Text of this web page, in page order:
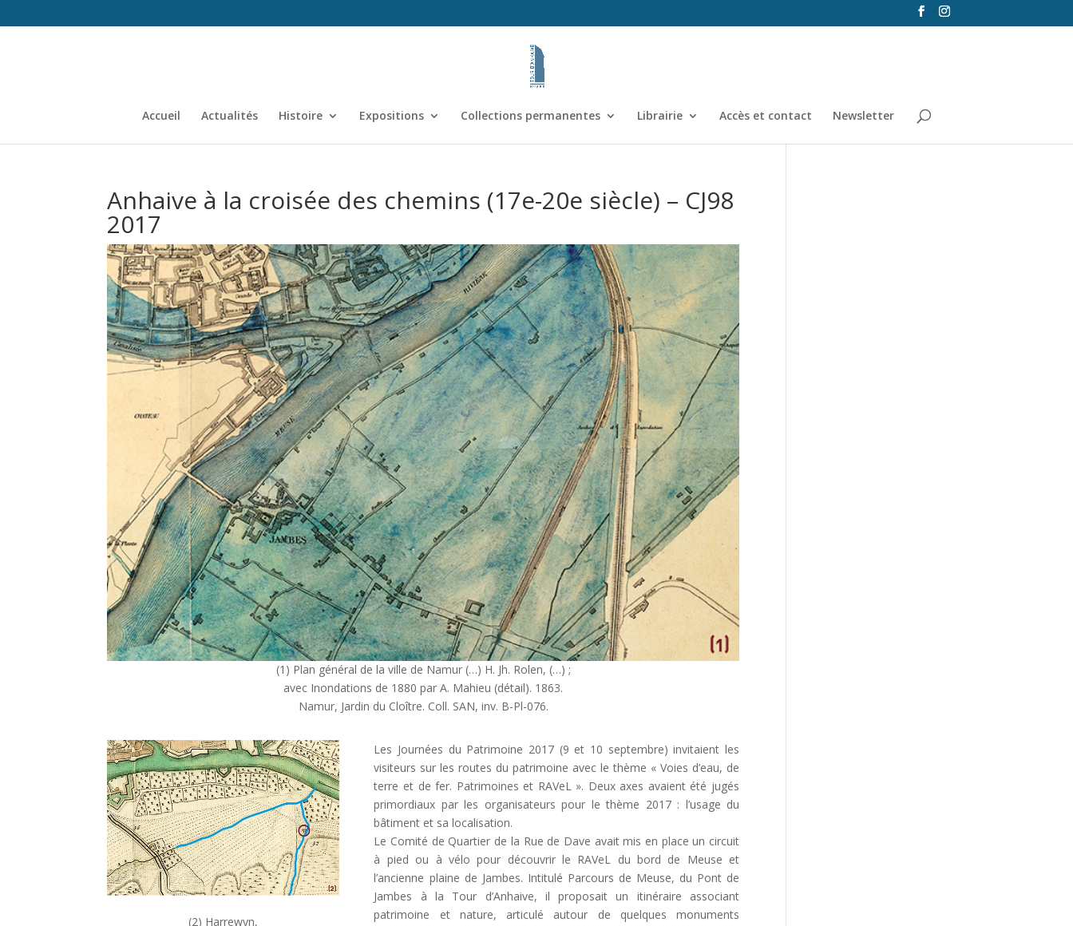
Accueil Actualités Histoire Expositions Collections permanentes Librairie Accès et contact Newsletter
Anhaive à la croisée des chemins (17e-20e siècle) – CJ98
2017
(1) Plan général de la ville de Namur (…) H. Jh. Rolen, (…) ;
avec Inondations de 1880 par A. Mahieu (détail). 1863.
Namur, Jardin du Cloître. Coll. SAN, inv. B-Pl-076.
(2) Harrewyn,
Les Journées du Patrimoine 2017 (9 et 10 septembre) invitaient les
visiteurs sur les routes du patrimoine avec le thème « Voies d’eau, de
terre et de fer. Patrimoines et RAVeL ». Deux axes avaient été jugés
primordiaux par les organisateurs pour le thème 2017 : l’usage du
bâtiment et sa localisation.
Le Comité de Quartier de la Rue de Dave avait mis en place un circuit
à pied ou à vélo pour découvrir le RAVeL du bord de Meuse et
l’ancienne plaine de Jambes. Intitulé Parcours de Meuse, du Pont de
Jambes à la Tour d’Anhaive, il proposait un itinéraire associant
patrimoine et nature, articulé autour de quelques monuments